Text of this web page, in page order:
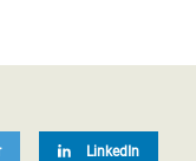
LinkedIn